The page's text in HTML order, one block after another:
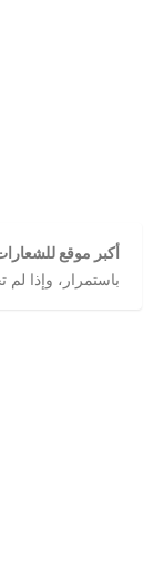
أكبر موقع
باستمرار، وإذا